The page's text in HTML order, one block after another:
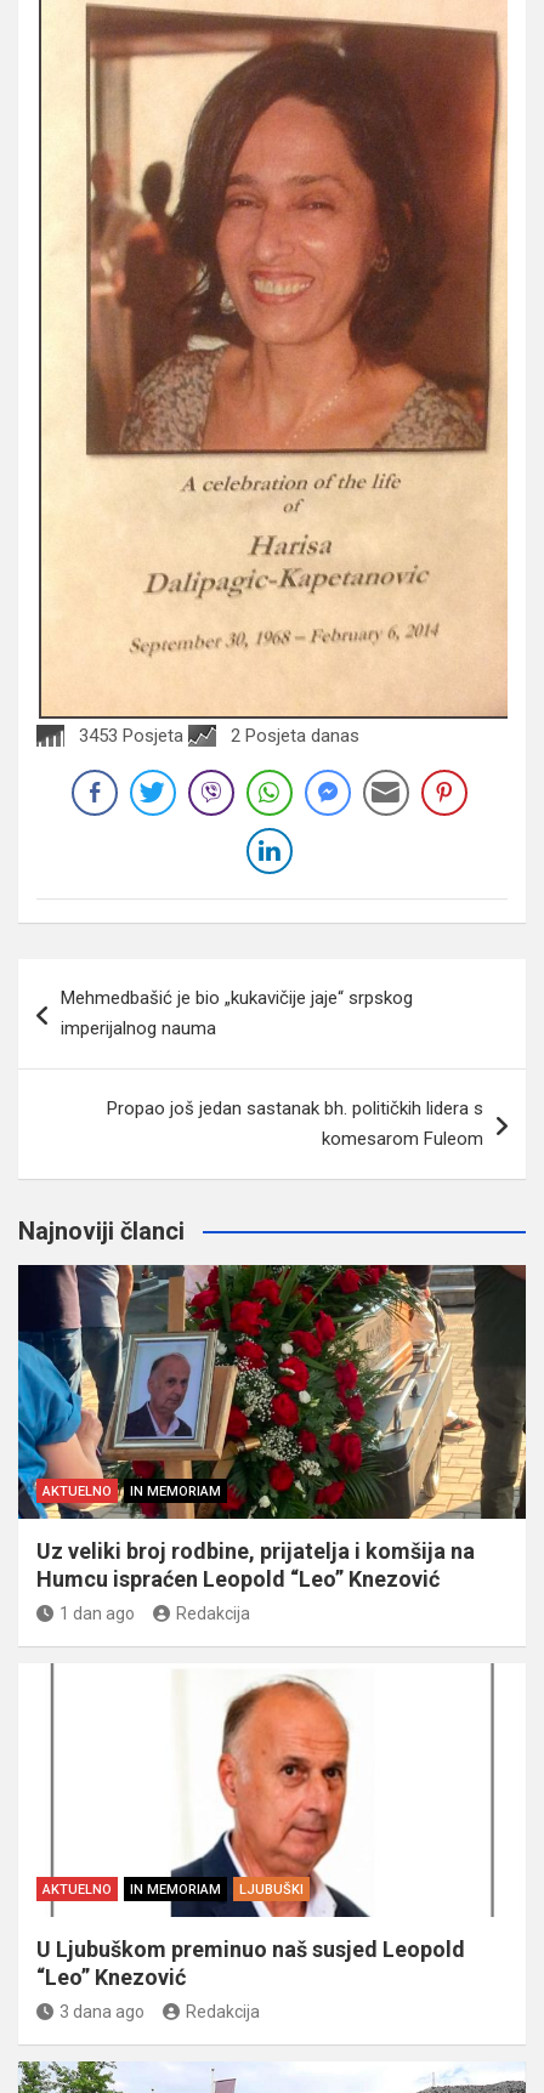
3453 Posjeta 2 Posjeta danas
članaka
Mehmedbašić je bio „kukavičije jaje“ srpskog
imperijalnog nauma
Propao još jedan sastanak bh. političkih lidera s
komesarom Fuleom
Najnoviji članci
AKTUELNO IN MEMORIAM
Uz veliki broj rodbine, prijatelja i komšija na
Humcu ispraćen Leopold “Leo” Knezović
1 dan ago Redakcija
AKTUELNO IN MEMORIAM LJUBUŠKI
U Ljubuškom preminuo naš susjed Leopold
“Leo” Knezović
3 dana ago Redakcija